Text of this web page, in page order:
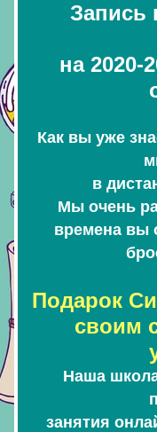
Запись
на 2020-
Как вы уже
в
Мы очень
времена вы
своим
Наша
занятия